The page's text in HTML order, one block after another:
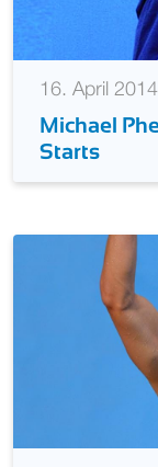
16. April 2014
Michael
Starts